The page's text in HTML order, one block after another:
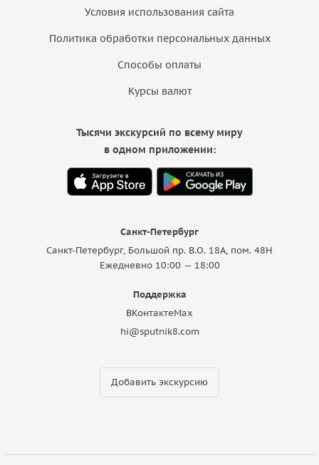
Условия использования сайта
Политика обработки персональных данных
Способы оплаты
Курсы валют
Санкт-Петербург
Санкт-Петербург, Большой пр. В.О. 18A, пом. 48Н
Ежедневно 10:00 — 18:00
Поддержка
ВКонтактеMax
hi@sputnik8.com
Добавить экскурсию
Тысячи экскурсий по всему миру
в одном приложении: